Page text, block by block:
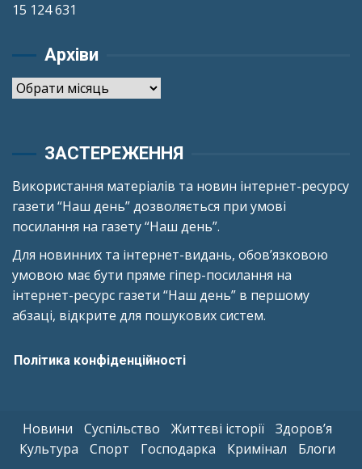
15 124 631
Архіви
Архіви
ЗАСТЕРЕЖЕННЯ
Використання матеріалів та новин інтернет-ресурсу
газети “Наш день” дозволяється при умові
посилання на газету “Наш день”.
Для новинних та інтернет-видань, обов’язковою
умовою має бути пряме гіпер-посилання на
інтернет-ресурс газети “Наш день” в першому
абзаці, відкрите для пошукових систем.
Політика конфіденційності
Новини Суспільство Життєві історії
Здоров’я
Культура
Спорт Господарка Кримінал Блоги